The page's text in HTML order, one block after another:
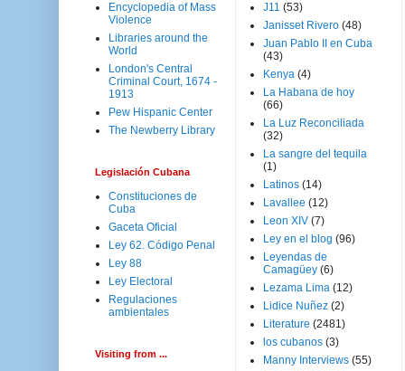
Encyclopedia of Mass
Violence
Libraries around the
World
London's Central
Criminal Court, 1674 -
1913
Pew Hispanic Center
The Newberry Library
Legislación Cubana
Constituciones de
Cuba
Gaceta Oficial
Ley 62. Código Penal
Ley 88
Ley Electoral
Regulaciones
ambientales
Visiting from ...
J11 (53)
Janisset Rivero (48)
Juan Pablo II en Cuba
(43)
Kenya (4)
La Habana de hoy
(66)
La Luz Reconciliada
(32)
La sangre del tequila
(1)
Latinos (14)
Lavallee (12)
Leon XIV (7)
Ley en el blog (96)
Leyendas de
Camagüey (6)
Lezama Lima (12)
Lidice Nuñez (2)
Literature (2481)
los cubanos (3)
Manny Interviews (55)